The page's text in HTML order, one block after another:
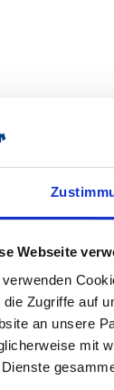
Webseite
die Zugriffe auf
an unsere
mit
Griff
werden
Schritt vor